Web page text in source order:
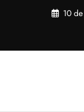
10